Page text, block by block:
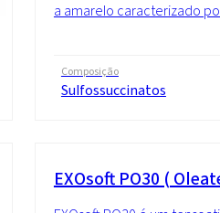
a amarelo caracterizado
Composição
Sulfossuccinatos
EXOsoft PO30 (